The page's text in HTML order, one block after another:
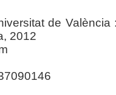
de
2012